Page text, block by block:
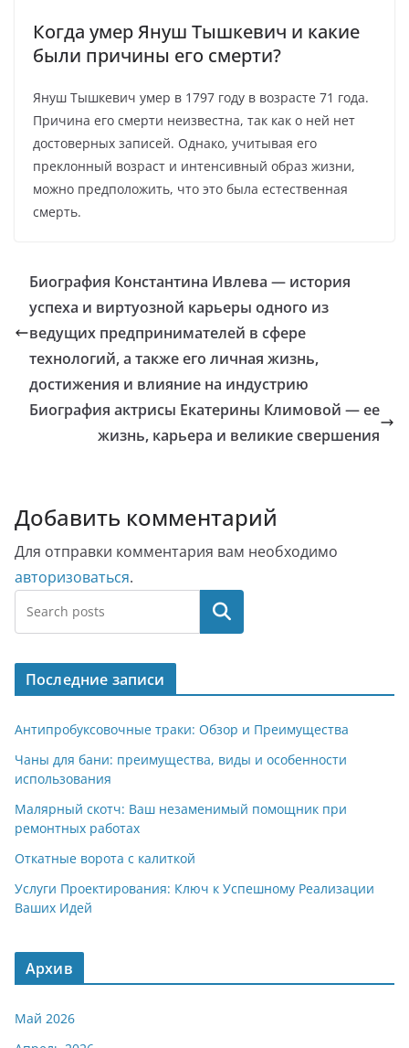
Когда умер Януш Тышкевич и какие
были причины его смерти?
Януш Тышкевич умер в 1797 году в возрасте 71 года.
Причина его смерти неизвестна, так как о ней нет
достоверных записей. Однако, учитывая его
преклонный возраст и интенсивный образ жизни,
можно предположить, что это была естественная
смерть.
Биография Константина Ивлева — история
успеха и виртуозной карьеры одного из
ведущих предпринимателей в сфере
технологий, а также его личная жизнь,
достижения и влияние на индустрию
Биография актрисы Екатерины Климовой — ее
жизнь, карьера и великие свершения
Добавить комментарий
Для отправки комментария вам необходимо
авторизоваться.
Поиск
Последние записи
Антипробуксовочные траки: Обзор и Преимущества
Чаны для бани: преимущества, виды и особенности
использования
Малярный скотч: Ваш незаменимый помощник при
ремонтных работах
Откатные ворота с калиткой
Услуги Проектирования: Ключ к Успешному Реализации
Ваших Идей
Архив
Май 2026